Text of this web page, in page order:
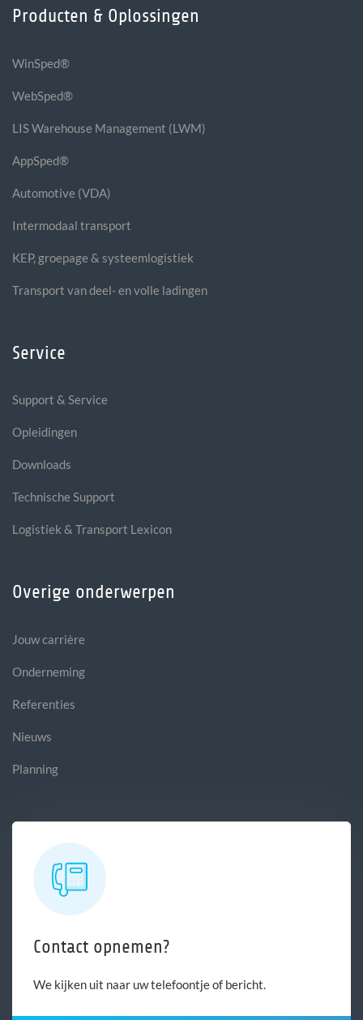
Producten & Oplossingen
WinSped®
WebSped®
LIS Warehouse Management (LWM)
AppSped®
Automotive (VDA)
Intermodaal transport
KEP, groepage & systeemlogistiek
Transport van deel- en volle ladingen
Service
Support & Service
Opleidingen
Downloads
Technische Support
Logistiek & Transport Lexicon
Overige onderwerpen
Jouw carrière
Onderneming
Referenties
Nieuws
Planning
Contact opnemen?
We kijken uit naar uw telefoontje of bericht.